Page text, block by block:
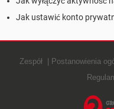
Jak ustawić konto
Zespół Postanowienia